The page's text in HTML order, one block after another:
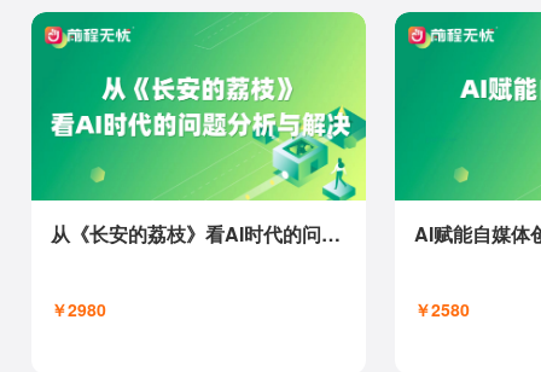
从《长安的荔枝》看AI时代的问题分析与解决
￥2980
AI赋能自媒体
￥2580